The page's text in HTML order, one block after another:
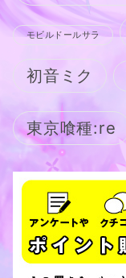
モビルドールサラ
初音ミク
東京喰種:re